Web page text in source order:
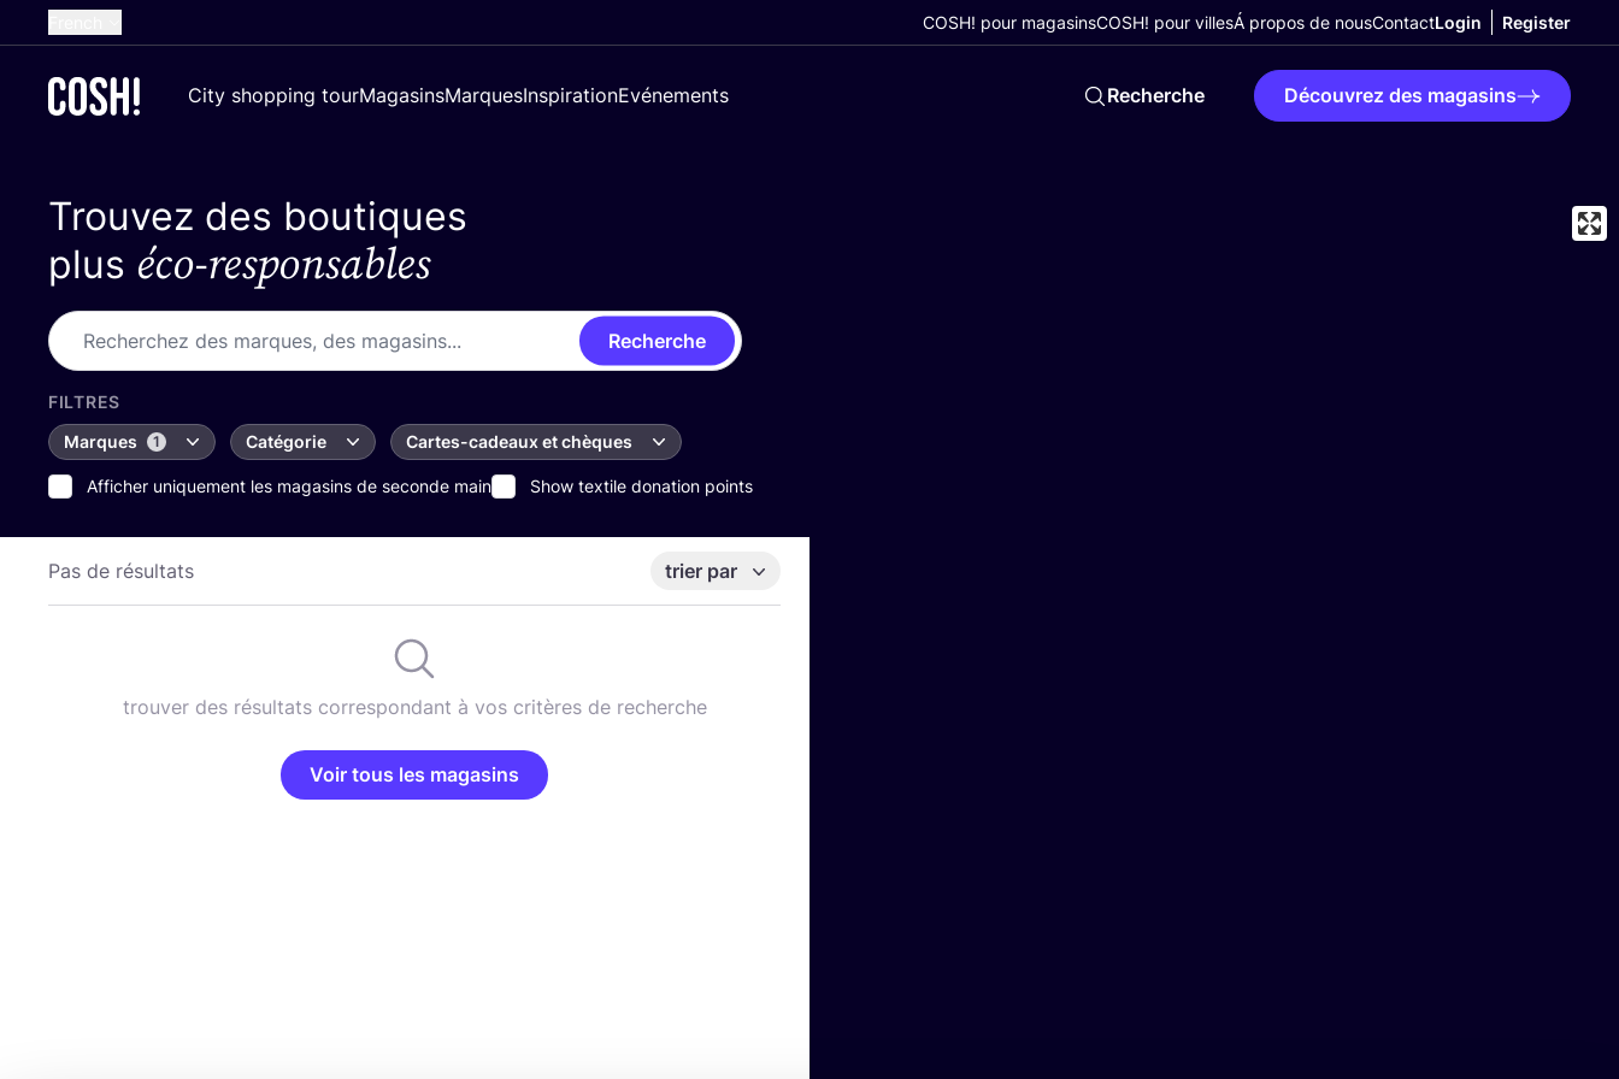
Dutch
German
Croatian
COSH! pour magasinsCOSH! pour villesÁ propos de nousContactLogin Register
City shopping tourMagasinsMarquesInspirationEvénements Recherche Découvrez des magasins
Trouvez des boutiques
plus éco-responsables
Recherche
FILTRES
Marques
1 Catégorie Cartes-cadeaux et chèques
Afficher uniquement les magasins de seconde main Show textile donation points
Pas de résultats trier par
trouver des résultats correspondant à vos critères de recherche
Voir tous les magasins